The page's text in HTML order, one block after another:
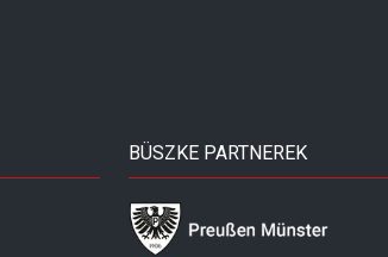
BÜSZKE PARTNEREK